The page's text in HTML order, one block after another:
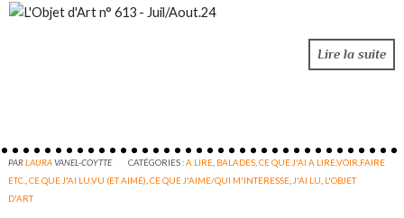
Lire la suite
PARLAURAVANEL-COYTTE CATÉGORIES :A LIRE BALADES ,CE QUE J'AI A LIRE,VOIR,FAIRE
ETC. ,CE QUE J'AI LU,VU (ET AIMÉ) ,CE QUE J'AIME/QUI M'INTERESSE J'AI LU L'OBJET
D'ART